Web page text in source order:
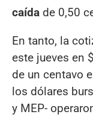
caída de 0,50
En tanto, la
este jueves en
de un centavo
los dólares
y MEP-